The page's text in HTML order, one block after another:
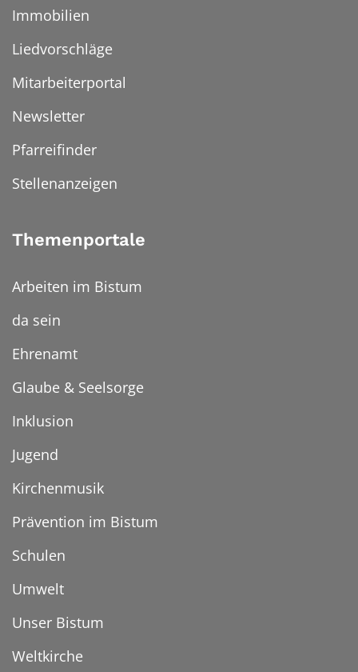
Immobilien
Liedvorschläge
Mitarbeiterportal
Newsletter
Pfarreifinder
Stellenanzeigen
Themenportale
Arbeiten im Bistum
da sein
Ehrenamt
Glaube & Seelsorge
Inklusion
Jugend
Kirchenmusik
Prävention im Bistum
Schulen
Umwelt
Unser Bistum
Weltkirche